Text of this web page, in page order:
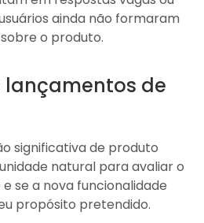
ainda não formaram
o produto.
lançamentos de
significativa de produto
natural para avaliar o
se a nova funcionalidade
propósito pretendido.